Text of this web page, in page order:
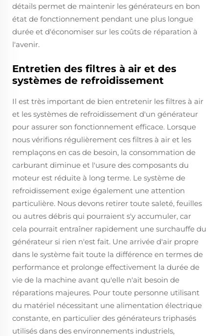
détails permet de maintenir les générateurs en bon
état de fonctionnement pendant une plus longue
durée et d'économiser sur les coûts de réparation à
l'avenir.
Entretien des filtres à air et des
systèmes de refroidissement
Il est très important de bien entretenir les filtres à air
et les systèmes de refroidissement d'un générateur
pour assurer son fonctionnement efficace. Lorsque
nous vérifions régulièrement ces filtres à air et les
remplaçons en cas de besoin, la consommation de
carburant diminue et l'usure des composants du
moteur est réduite à long terme. Le système de
refroidissement exige également une attention
particulière. Nous devons retirer toute saleté, feuilles
ou autres débris qui pourraient s'y accumuler, car
cela pourrait entraîner rapidement une surchauffe du
générateur si rien n'est fait. Une arrivée d'air propre
dans le système fait toute la différence en termes de
performance et prolonge effectivement la durée de
vie de la machine avant qu'elle n'ait besoin de
réparations majeures. Pour toute personne utilisant
du matériel nécessitant une alimentation électrique
constante, en particulier des générateurs triphasés
utilisés dans des environnements industriels,